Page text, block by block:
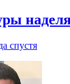
спустя